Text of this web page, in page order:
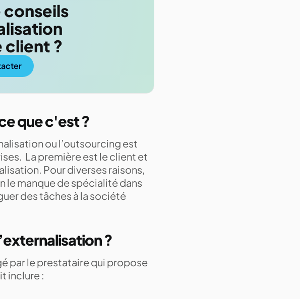
conseils
client ?
que c'est ?
ou l’outsourcing est
La première est le client et
Pour diverses raisons,
le manque de spécialité dans
des tâches à la société
?
par le prestataire qui propose
inclure :